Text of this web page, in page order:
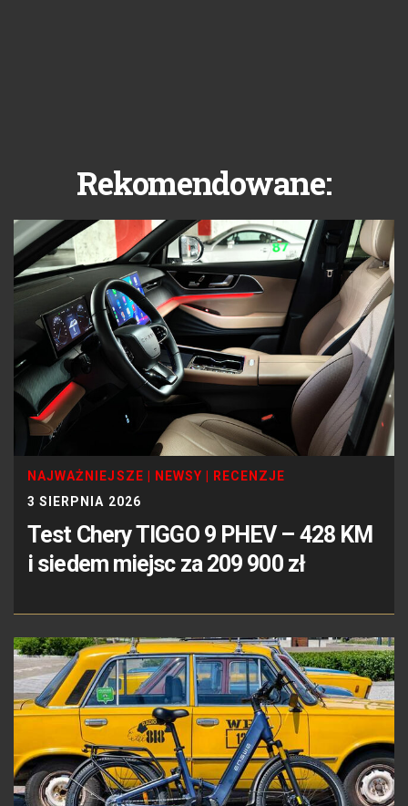
Rekomendowane:
NAJWAŻNIEJSZE NEWSY
RECENZJE
3 SIERPNIA 2026
Test Chery TIGGO 9 PHEV – 428 KM
i siedem miejsc za 209 900 zł